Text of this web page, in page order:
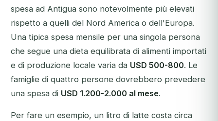
spesa ad Antigua sono notevolmente più elevati
rispetto a quelli del Nord America o dell'Europa.
Una tipica spesa mensile per una singola persona
che segue una dieta equilibrata di alimenti importati
e di produzione locale varia da USD 500-800. Le
famiglie di quattro persone dovrebbero prevedere
una spesa di USD 1.200-2.000 al mese.
Per fare un esempio, un litro di latte costa circa